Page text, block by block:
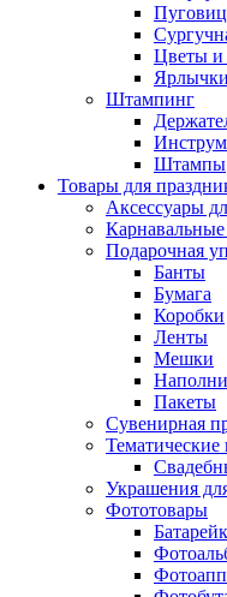
Цветы и
Ярлычки
Штампинг
Штампы
Товары для
Аксессуары
Подарочная
Банты
Бумага
Коробки
Ленты
Мешки
Пакеты
Сувенирная
Тематические
Украшения
Фототовары